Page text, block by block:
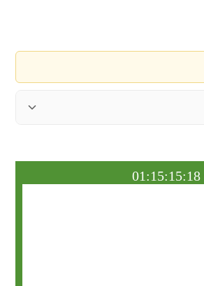
01:15:15:17